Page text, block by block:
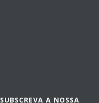
SUBSCREVA A NOSSA